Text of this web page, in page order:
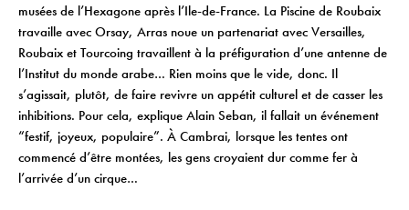
musées de l’Hexagone après l’Ile-de-France. La Piscine de Roubaix
travaille avec Orsay, Arras noue un partenariat avec Versailles,
Roubaix et Tourcoing travaillent à la préfiguration d’une antenne de
l’Institut du monde arabe… Rien moins que le vide, donc. Il
s’agissait, plutôt, de faire revivre un appétit culturel et de casser les
inhibitions. Pour cela, explique Alain Seban, il fallait un événement
“festif, joyeux, populaire”. À Cambrai, lorsque les tentes ont
commencé d’être montées, les gens croyaient dur comme fer à
l’arrivée d’un cirque…